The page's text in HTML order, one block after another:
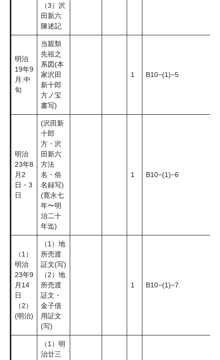
（3）沢
田新六
陳述記
明治
19年9
月.中
旬
当親類
先祖之
系図(本
家沢田
新十郎
方ノ宝
書写)
1 B10−(1)−5
明治
23年8
月2
日・3
日
(沢田新
十郎
方・沢
田新六
方法
名・俗
名録写)
(寛永七
年〜明
治二十
年迄)
1 B10−(1)−6
（1）
明治
23年9
月14
日
（2）
(明治)
（1）地
所売渡
証文(写)
（2）地
所売渡
証文・
金子借
用証文
(写)
1 B10−(1)−7
（1）明
治廿三